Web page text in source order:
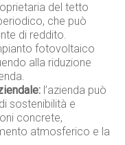
del tetto
che può
di reddito.
fotovoltaico
alla riduzione
l’azienda può
sostenibilità e
concrete,
atmosferico e la